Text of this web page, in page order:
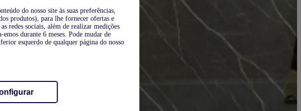
do nosso site às suas preferências,
produtos), para lhe fornecer ofertas e
redes sociais, além de realizar medições
durante 6 meses. Pode mudar de
esquerdo de qualquer página do nosso